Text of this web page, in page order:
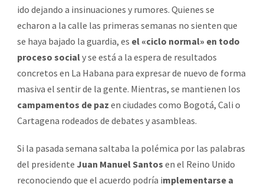
ido dejando a insinuaciones y rumores. Quienes se
echaron a la calle las primeras semanas no sienten que
se haya bajado la guardia, es el «ciclo normal» en todo
proceso socialy se está a la espera de resultados
concretos en La Habana para expresar de nuevo de forma
masiva el sentir de la gente. Mientras, se mantienen los
campamentos de paz en ciudades como Bogotá, Cali o
Cartagena rodeados de debates y asambleas.
Si la pasada semana saltaba la polémica por las palabras
del presidente Juan Manuel Santos en el Reino Unido
reconociendo que el acuerdo podría implementarse a